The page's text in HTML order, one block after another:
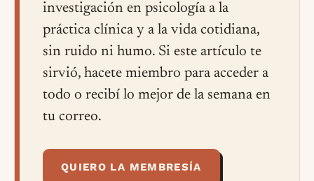
investigación en psicología a la
práctica clínica y a la vida cotidiana,
sin ruido ni humo. Si este artículo te
sirvió, hacete miembro para acceder a
todo o recibí lo mejor de la semana en
tu correo.
QUIERO LA MEMBRESÍA